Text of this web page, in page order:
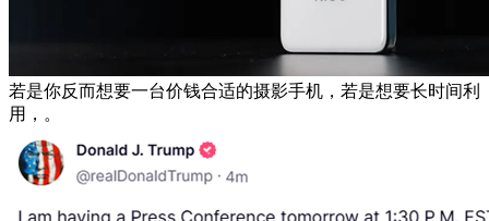
若是你反而想要一台价钱合适的摄影手机，若是想要长时间利
用，。